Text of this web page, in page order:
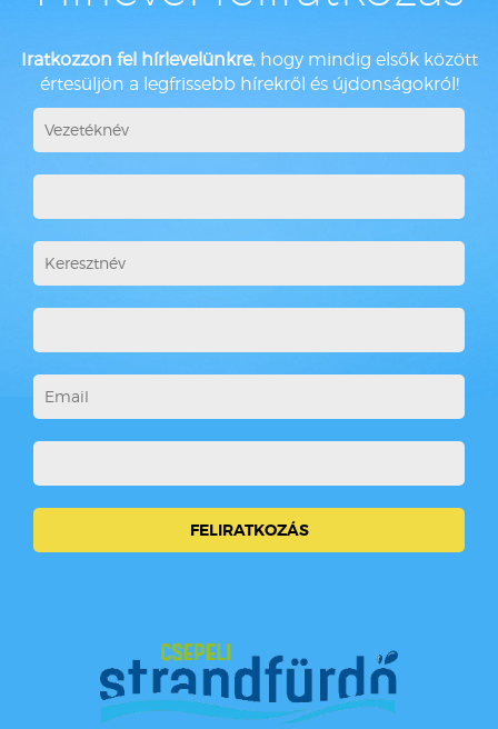
Iratkozzon fel hírlevelünkre, hogy mindig elsők között
értesüljön a legfrissebb hírekről és újdonságokról!